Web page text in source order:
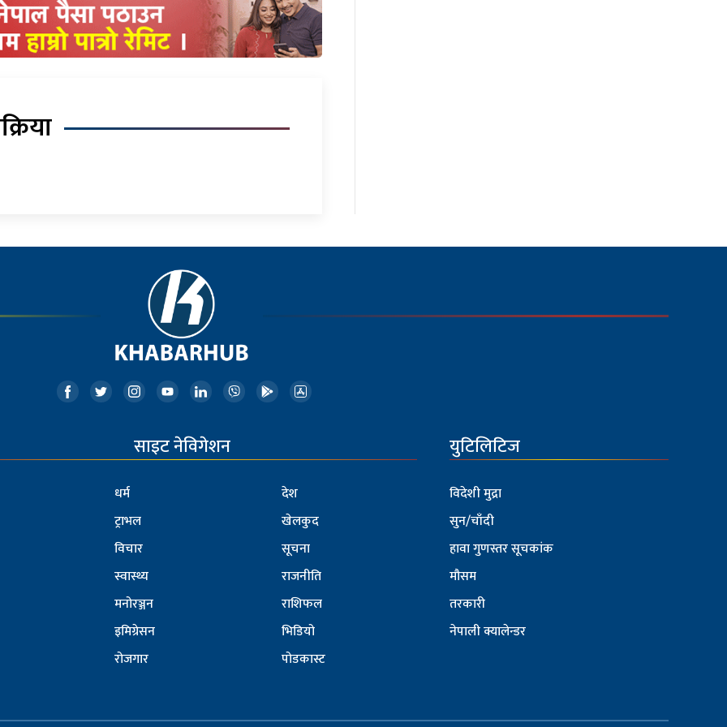
साइट नेविगेशन
धर्म
ट्राभल
विचार
स्वास्थ्य
मनोरञ्जन
इमिग्रेसन
रोजगार
देश
खेलकुद
सूचना
राजनीति
राशिफल
भिडियो
पोडकास्ट
युटिलिटिज
विदेशी मुद्रा
सुन/चाँदी
हावा गुणस्तर सूचकांक
मौसम
तरकारी
नेपाली क्यालेन्डर